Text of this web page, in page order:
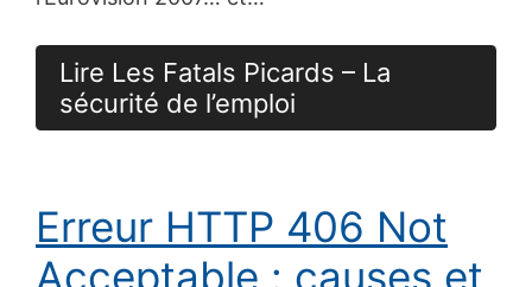
Lire Les Fatals Picards – La
sécurité de l’emploi
Erreur HTTP 406 Not
Acceptable : causes et